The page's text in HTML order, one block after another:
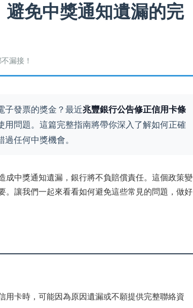
免中獎通知遺漏的完
漏接！
子發票的獎金？最近兆豐銀行公告修正信用卡條
問題。這篇完整指南將帶你深入了解如何正確
任何中獎機會。
中獎通知遺漏，銀行將不負賠償責任。這個政策變
讓我們一起來看看如何避免這些常見的問題，做好
卡時，可能因為原因遺漏或不願提供完整聯絡資